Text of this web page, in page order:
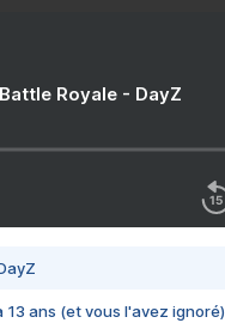
Royale - DayZ
13 ans (et vous l'avez ignoré)